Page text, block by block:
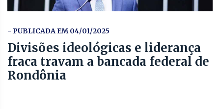
- PUBLICADA EM 04/01/2025
Divisões ideológicas e liderança
fraca travam a bancada federal de
Rondônia